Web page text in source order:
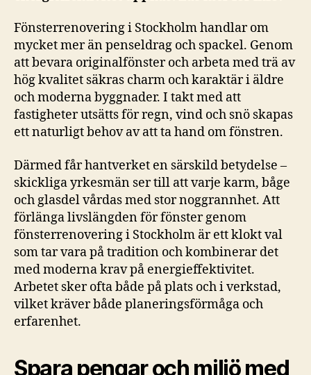
Fönsterrenovering i Stockholm handlar om
mycket mer än penseldrag och spackel. Genom
att bevara originalfönster och arbeta med trä av
hög kvalitet säkras charm och karaktär i äldre
och moderna byggnader. I takt med att
fastigheter utsätts för regn, vind och snö skapas
ett naturligt behov av att ta hand om fönstren.
Därmed får hantverket en särskild betydelse –
skickliga yrkesmän ser till att varje karm, båge
och glasdel vårdas med stor noggrannhet. Att
förlänga livslängden för fönster genom
fönsterrenovering i Stockholm är ett klokt val
som tar vara på tradition och kombinerar det
med moderna krav på energieffektivitet.
Arbetet sker ofta både på plats och i verkstad,
vilket kräver både planeringsförmåga och
erfarenhet.
Spara pengar och miljö med